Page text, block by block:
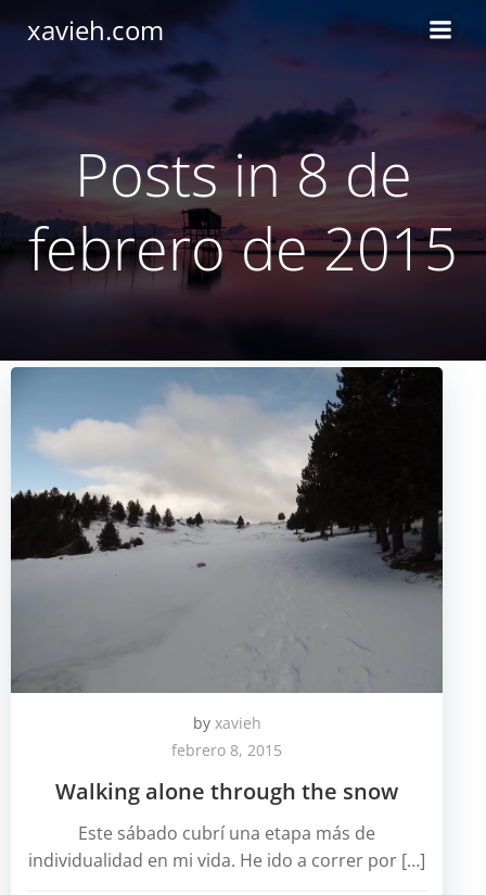
xavieh.com
Posts in 8 de
febrero de 2015
by xavieh
febrero 8, 2015
Walking alone through the snow
Este sábado cubrí una etapa más de
individualidad en mi vida. He ido a correr por […]